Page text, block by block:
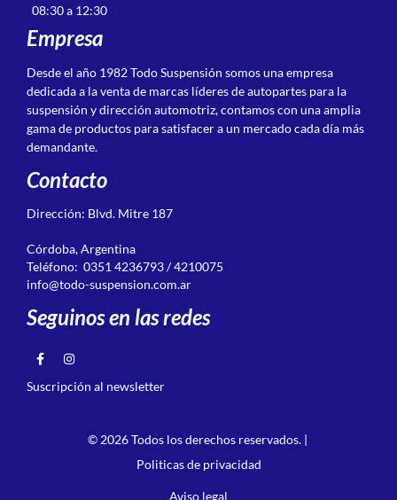
08:30 a 12:30
Empresa
Desde el año 1982 Todo Suspensión somos una empresa
dedicada a la venta de marcas líderes de autopartes para la
suspensión y dirección automotriz, contamos con una amplia
gama de productos para satisfacer a un mercado cada día más
demandante.
Contacto
Dirección: Blvd. Mitre 187
Córdoba, Argentina
Teléfono: 0351 4236793 / 4210075
info@todo-suspension.com.ar
Seguinos en las redes
Suscripción al newsletter
© 2026 Todos los derechos reservados. |
Politicas de privacidad
Aviso legal